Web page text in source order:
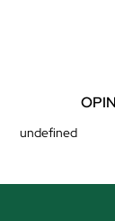
undefined